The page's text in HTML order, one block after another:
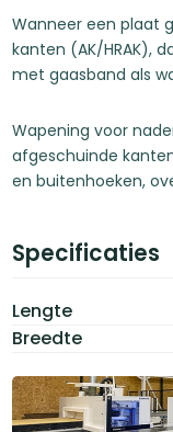
Wanneer een plaat
kanten (AK/HRAK),
met gaasband als
Wapening voor
afgeschuinde
en buitenhoeken,
Specificaties
Lengte
Breedte